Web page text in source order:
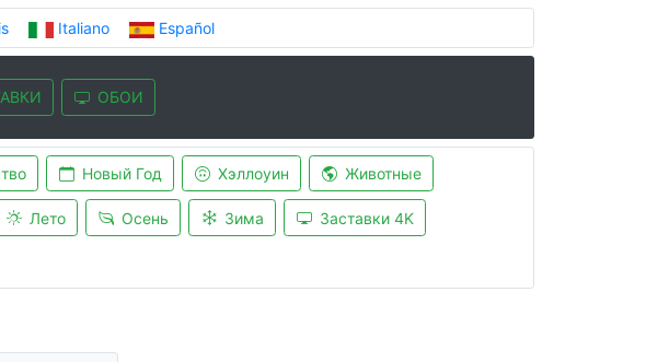
Italiano Español
ОБОИ
Новый Год Хэллоуин Животные
Лето Осень Зима Заставки 4K